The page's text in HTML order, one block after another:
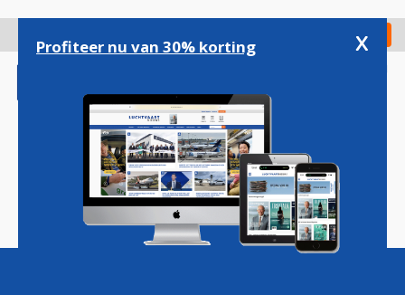
gaan
Check in
Magazine Podcasts Vacatures
Profiteer nu van 30% korting x